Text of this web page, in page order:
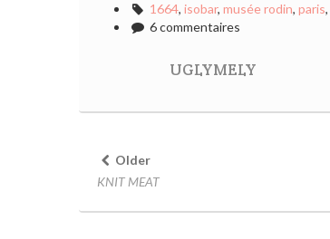
1664, isobar, musée rodin, paris,
6 commentaires
UGLYMELY
Older
KNIT MEAT